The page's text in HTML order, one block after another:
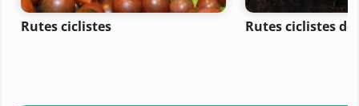
Rutes ciclistes Rutes ciclistes de